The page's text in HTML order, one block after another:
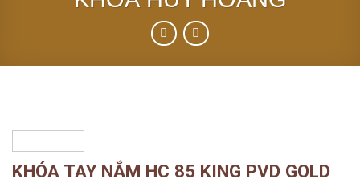
KHÓA TAY NẮM HC 85 KING PVD GOLD